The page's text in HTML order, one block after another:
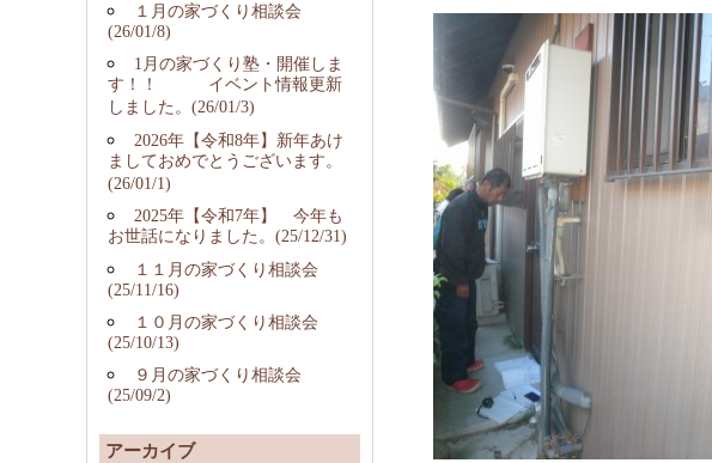
１月の家づくり相談会
(26/01/8)
1月の家づくり塾・開催しま
す！！ イベント情報更新
しました。(26/01/3)
2026年【令和8年】新年あけ
ましておめでとうございます。
(26/01/1)
2025年【令和7年】 今年も
お世話になりました。(25/12/31)
１１月の家づくり相談会
(25/11/16)
１０月の家づくり相談会
(25/10/13)
９月の家づくり相談会
(25/09/2)
アーカイブ